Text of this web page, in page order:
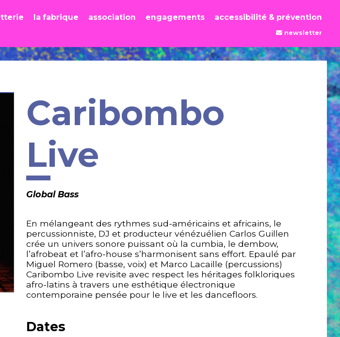
la fabrique association engagements accessibilité & prévention
newsletter
Caribombo
Live
Global Bass
En mélangeant des rythmes sud-américains et africains, le
percussionniste, DJ et producteur vénézuélien Carlos Guillen
crée un univers sonore puissant où la cumbia, le dembow,
l’afrobeat et l’afro-house s’harmonisent sans effort. Epaulé par
Miguel Romero (basse, voix) et Marco Lacaille (percussions)
Caribombo Live revisite avec respect les héritages folkloriques
afro-latins à travers une esthétique électronique
contemporaine pensée pour le live et les dancefloors.
Dates